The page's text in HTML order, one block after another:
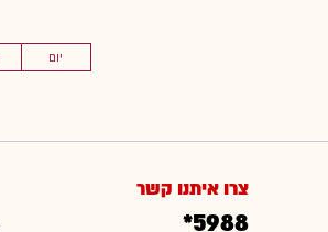
יום
צרו איתנו קשר
*5988